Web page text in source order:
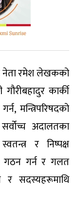
नेता रमेश लेखकको
गौरीबहादुर कार्की
मन्त्रिपरिषदको
अदालतका
र निष्पक्ष
गठन गर्न र गलत
र सदस्यहरूमाथि